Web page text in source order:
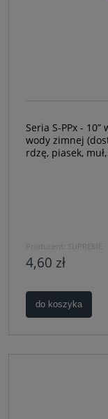
Seria S-PPx -
wody zimnej
rdzę, piasek,
Producent: SUPREME
4,60 zł
do koszyka